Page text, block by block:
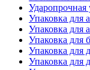
Ударопрочная
Упаковка для
Упаковка для
Упаковка для
Упаковка для
Упаковка для